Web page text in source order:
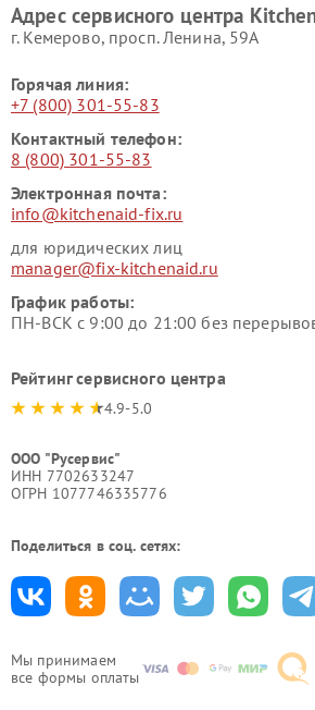
Мы принимаем
все формы оплаты
Адрес сервисного центра
г. Кемерово, просп. Ленина, 59А
Горячая линия:
+7 (800) 301-55-83
Контактный телефон:
8 (800) 301-55-83
Электронная почта:
info@kitchenaid-fix.ru
для юридических лиц
manager@fix-kitchenaid.ru
График работы:
ПН-ВСК с 9:00 до 21:00 без
Рейтинг сервисного центра
4.9-5.0
ООО "Русервис"
ИНН 7702633247
ОГРН 1077746335776
Поделиться в соц. сетях: